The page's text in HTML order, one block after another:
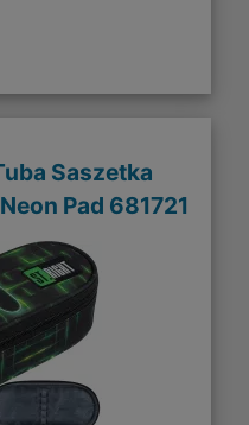
Saszetka
Pad 681721